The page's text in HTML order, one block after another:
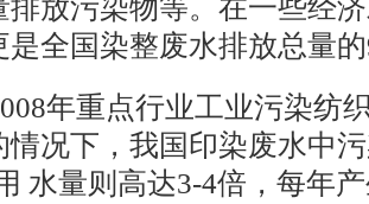
排放污染物等。在一些经
是全国染整废水排放总量
年重点行业工业污染纺
情况下，我国印染废水中
水量则高达3-4倍，每年